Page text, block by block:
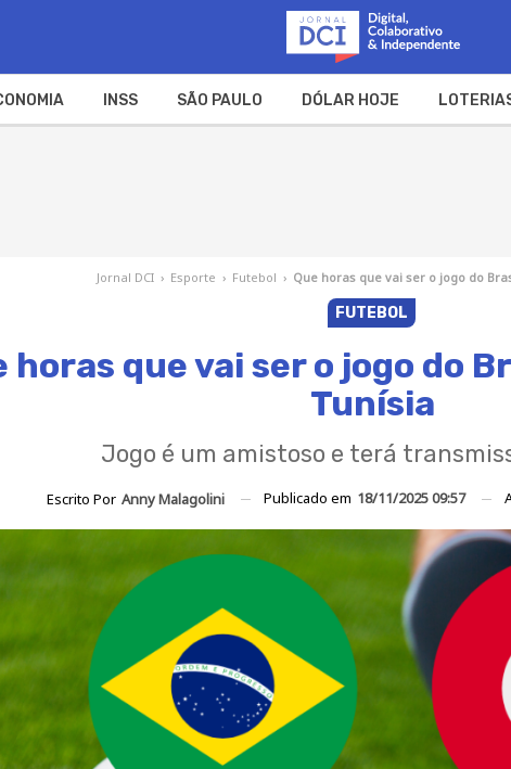
INSS SÃO PAULO DÓLAR HOJE
Jornal DCI › Esporte › Futebol › Que horas que vai ser o jogo do
FUTEBOL
horas que vai ser o jogo do
Tunísia
Jogo é um amistoso e terá
Escrito Por Anny Malagolini Publicado em 18/11/2025 09:57